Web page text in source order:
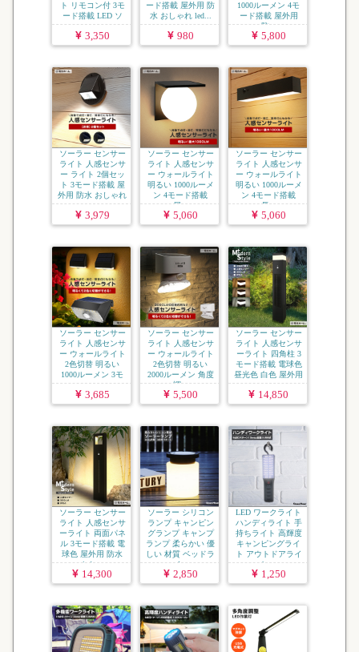
ト リモコン付 3モ
ード搭載 LED ソ
ー...
3,350
ード搭載 屋外用 防
水 おしゃれ led...
980
1000ルーメン 4モ
ード搭載 屋外用
防...
5,800
ソーラー センサー
ライト 人感センサ
ー ライト 2個セッ
ト 3モード搭載 屋
外用 防水 おしゃれ
...
3,979
ソーラー センサー
ライト 人感センサ
ー ウォールライト
明るい 1000ルーメ
ン 4モード搭載
屋...
5,060
ソーラー センサー
ライト 人感センサ
ー ウォールライト
明るい 1000ルーメ
ン 4モード搭載
長...
5,060
ソーラー センサー
ライト 人感センサ
ー ウォールライト
2色切替 明るい
1000ルーメン 3モ
ー...
3,685
ソーラー センサー
ライト 人感センサ
ー ウォールライト
2色切替 明るい
2000ルーメン 角度
調...
5,500
ソーラー センサー
ライト 人感センサ
ーライト 四角柱 3
モード搭載 電球色
昼光色 白色 屋外用
...
14,850
ソーラー センサー
ライト 人感センサ
ーライト 両面パネ
ル 3モード搭載 電
球色 屋外用 防水
おし...
14,300
ソーラー シリコン
ランプ キャンピン
グランプ キャンプ
ランプ 柔らかい 優
しい 材質 ベッドラ
イ...
2,850
LED ワークライト
ハンディライト 手
持ちライト 高輝度
キャンピングライ
ト アウトドアライ
ト ...
1,250